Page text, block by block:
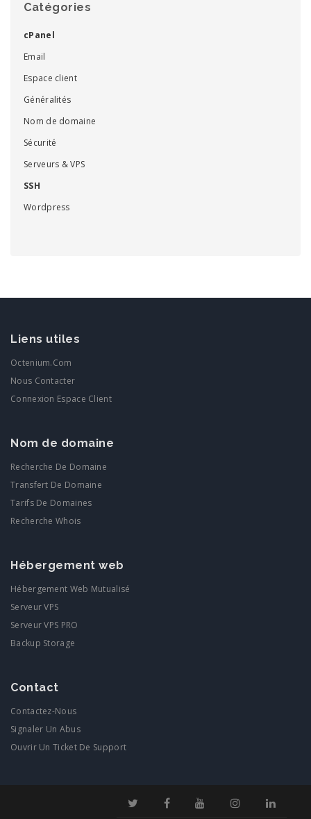
Catégories
cPanel
Email
Espace client
Généralités
Nom de domaine
Sécurité
Serveurs & VPS
SSH
Wordpress
Liens utiles
Octenium.com
Nous Contacter
Connexion Espace Client
Nom de domaine
Recherche De Domaine
Transfert De Domaine
Tarifs De Domaines
Recherche Whois
Hébergement web
Hébergement Web Mutualisé
Serveur VPS
Serveur VPS PRO
Backup Storage
Contact
Contactez-Nous
Signaler Un Abus
Ouvrir Un Ticket De Support